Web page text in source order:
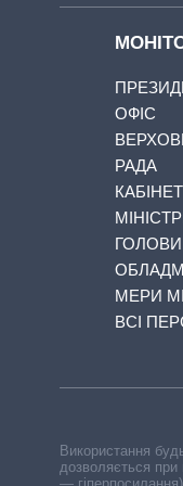
ОФІС
РАДА
КАБІНЕТ
ГОЛОВИ
МЕРИ
ВСІ
Використання
дозволяється при